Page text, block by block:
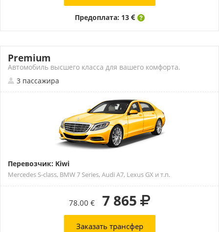
Предоплата: 13
Premium
Автомобиль высшего класса для вашего комфорта.
3 пассажира
Перевозчик: Kiwi
Mercedes S-class, BMW 7 Series, Audi A7, Lexus GX и т.п.
78.00 € 7 865
Заказать трансфер